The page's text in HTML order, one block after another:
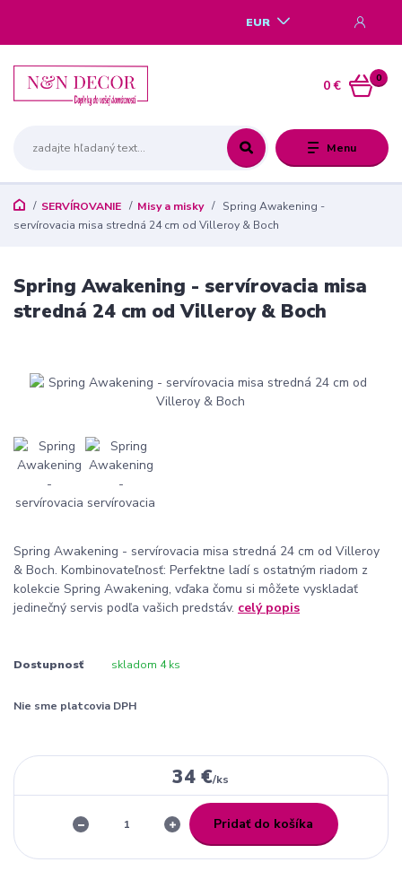
Menu
EUR
0
0 €
SERVÍROVANIE Misy a misky
Spring Awakening -
servírovacia misa stredná 24 cm od Villeroy & Boch
Spring Awakening - servírovacia misa
stredná 24 cm od Villeroy & Boch
Spring Awakening - servírovacia misa stredná 24 cm od Villeroy
& Boch. Kombinovateľnosť: Perfektne ladí s ostatným riadom z
kolekcie Spring Awakening, vďaka čomu si môžete vyskladať
jedinečný servis podľa vašich predstáv. celý popis
Dostupnosť skladom 4 ks
Nie sme platcovia DPH
34 €/ks
Pridať do košíka